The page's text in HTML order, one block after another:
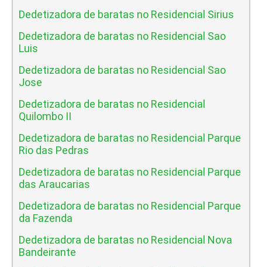
Dedetizadora de baratas no Residencial Sirius
Dedetizadora de baratas no Residencial Sao
Luis
Dedetizadora de baratas no Residencial Sao
Jose
Dedetizadora de baratas no Residencial
Quilombo II
Dedetizadora de baratas no Residencial Parque
Rio das Pedras
Dedetizadora de baratas no Residencial Parque
das Araucarias
Dedetizadora de baratas no Residencial Parque
da Fazenda
Dedetizadora de baratas no Residencial Nova
Bandeirante